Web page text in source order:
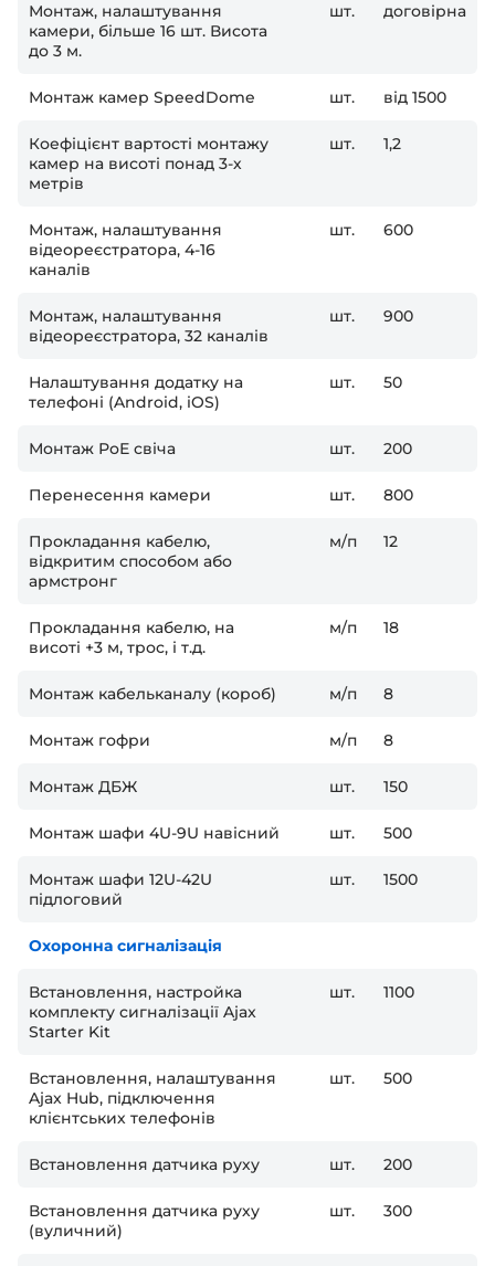
Монтаж, налаштування
камери, більше 16 шт. Висота
до 3 м.
шт. договірна
Монтаж камер SpeedDome шт. від 1500
Коефіцієнт вартості монтажу
камер на висоті понад 3-х
метрів
шт. 1,2
Монтаж, налаштування
відеореєстратора, 4-16
каналів
шт. 600
Монтаж, налаштування
відеореєстратора, 32 каналів
шт. 900
Налаштування додатку на
телефоні (Android, iOS)
шт. 50
Монтаж РоЕ свіча шт. 200
Перенесення камери шт. 800
Прокладання кабелю,
відкритим способом або
армстронг
м/п 12
Прокладання кабелю, на
висоті +3 м, трос, і т.д.
м/п 18
Монтаж кабельканалу (короб) м/п 8
Монтаж гофри м/п 8
Монтаж ДБЖ шт. 150
Монтаж шафи 4U-9U навісний шт. 500
Монтаж шафи 12U-42U
підлоговий
шт. 1500
Охоронна сигналізація
Встановлення, настройка
комплекту сигналізації Ajax
Starter Kit
шт. 1100
Встановлення, налаштування
Ajax Hub, підключення
клієнтських телефонів
шт. 500
Встановлення датчика руху шт. 200
Встановлення датчика руху
(вуличний)
шт. 300